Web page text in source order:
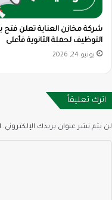
شركة مخازن العناية تعلن فتح
التوظيف لحملة الثانوية فأعلى
يونيو 24, 2026
اترك تعليقاً
لن يتم نشر عنوان بريدك الإلكتروني.